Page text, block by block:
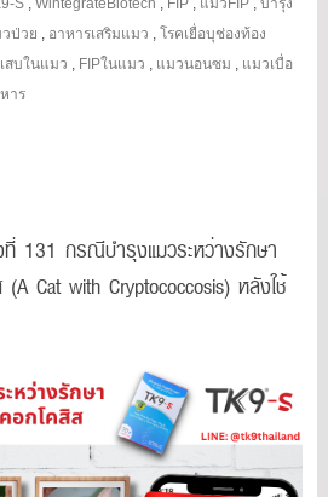
S ,WintegrateBiotech , FIP , แมวFIP ,บำรุง
ป่วย , อาหารเสริมแมว ,โรคเยื่อบุช่องท้อง
สบในแมว , FIPในแมว , แมวนอนซม , แมวเบื่อ
าร
ที่ 131 กรณีบำรุงแมวระหว่างรักษา
(A Cat with Cryptococcosis) หลังใช้